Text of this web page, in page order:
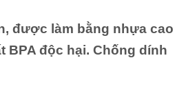
được làm bằng nhựa cao
BPA độc hại. Chống dính